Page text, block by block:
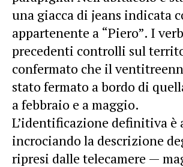
una giacca di jeans indicata
appartenente a “Piero”. I
precedenti controlli sul
confermato che il
stato fermato a bordo di
a febbraio e a maggio.
L’identificazione definitiva è
incrociando la descrizione
ripresi dalle telecamere —